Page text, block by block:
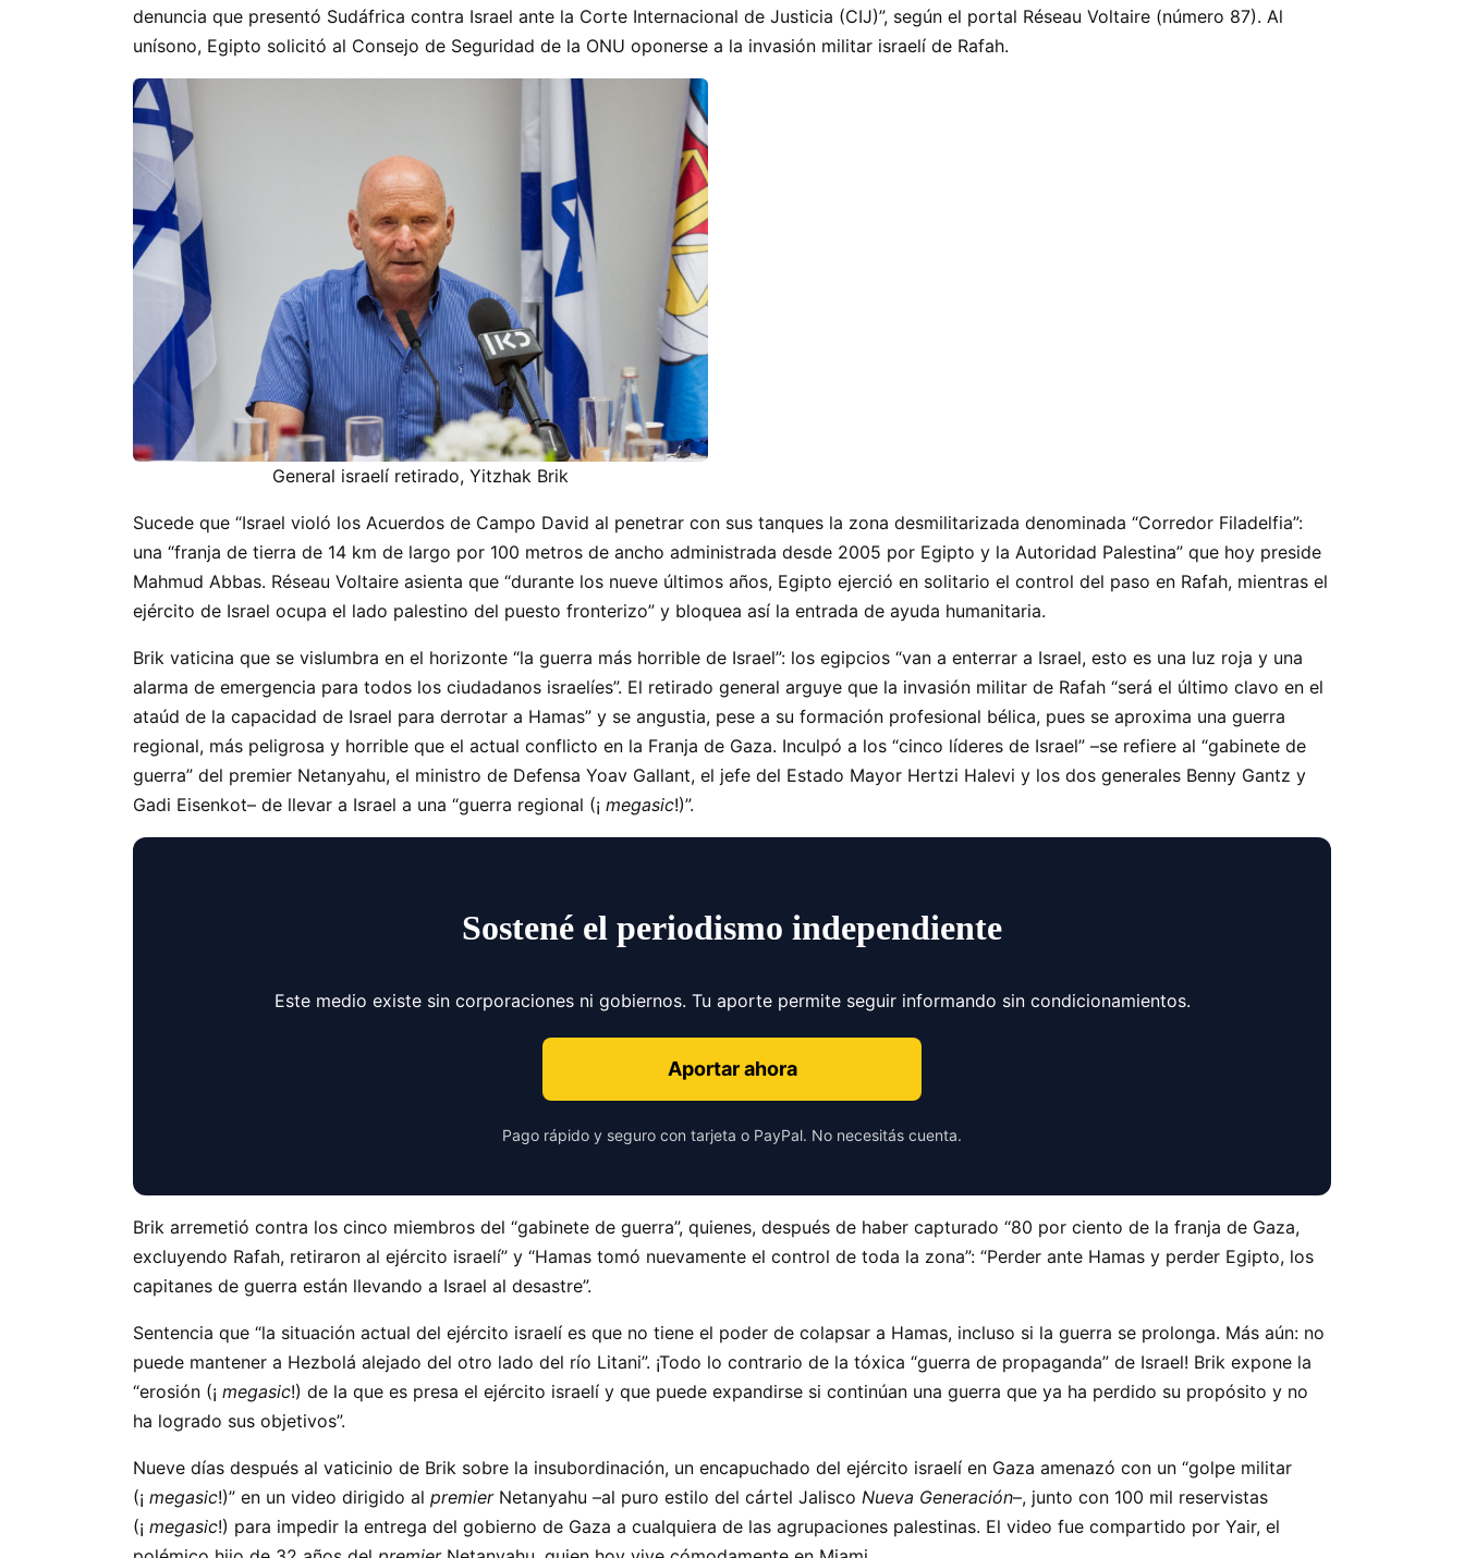
denuncia que presentó Sudáfrica contra Israel ante la Corte Internacional de Justicia (CIJ) , según el portal Réseau Voltaire (número 87). Al
unísono, Egipto solicitó al Consejo de Seguridad de la ONU oponerse a la invasión militar israelí de Rafah.
General israelí retirado, Yitzhak Brik
Sucede que “Israel violó los Acuerdos de Campo David al penetrar con sus tanques la zona desmilitarizada denominada Corredor Filadelfia :
una franja de tierra de 14 km de largo por 100 metros de ancho administrada desde 2005 por Egipto y la Autoridad Palestina que hoy preside
Mahmud Abbas. Réseau Voltaire asienta que durante los nueve últimos años, Egipto ejerció en solitario el control del paso en Rafah, mientras el
ejército de Israel ocupa el lado palestino del puesto fronterizo y bloquea así la entrada de ayuda humanitaria.
Brik vaticina que se vislumbra en el horizonte la guerra más horrible de Israel : los egipcios van a enterrar a Israel, esto es una luz roja y una
alarma de emergencia para todos los ciudadanos israelíes . El retirado general arguye que la invasión militar de Rafah será el último clavo en el
ataúd de la capacidad de Israel para derrotar a Hamas y se angustia, pese a su formación profesional bélica, pues se aproxima una guerra
regional, más peligrosa y horrible que el actual conflicto en la Franja de Gaza. Inculpó a los cinco líderes de Israel –se refiere al gabinete de
guerra del premier Netanyahu, el ministro de Defensa Yoav Gallant, el jefe del Estado Mayor Hertzi Halevi y los dos generales Benny Gantz y
Gadi Eisenkot– de llevar a Israel a una “guerra regional (¡ megasic!)”.
Sostené el periodismo independiente
Este medio existe sin corporaciones ni gobiernos. Tu aporte permite seguir informando sin condicionamientos.
Aportar ahora
Pago rápido y seguro con tarjeta o PayPal. No necesitás cuenta.
Brik arremetió contra los cinco miembros del gabinete de guerra , quienes, después de haber capturado
80 por ciento de la franja de Gaza,
excluyendo Rafah, retiraron al ejército israelí y Hamas tomó nuevamente el control de toda la zona : “Perder ante Hamas y perder Egipto, los
capitanes de guerra están llevando a Israel al desastre”.
Sentencia que la situación actual del ejército israelí es que no tiene el poder de colapsar a Hamas, incluso si la guerra se prolonga. Más aún: no
puede mantener a Hezbolá alejado del otro lado del río Litani . ¡Todo lo contrario de la tóxica guerra de propaganda de Israel! Brik expone la
“erosión (¡ megasic!) de la que es presa el ejército israelí y que puede expandirse si continúan una guerra que ya ha perdido su propósito y no
ha logrado sus objetivos”.
Nueve días después al vaticinio de Brik sobre la insubordinación, un encapuchado del ejército israelí en Gaza amenazó con un “golpe militar
(¡ megasic!)” en un video dirigido al premierNetanyahu –al puro estilo del cártel Jalisco Nueva Generación–, junto con 100 mil reservistas
(¡ megasic!) para impedir la entrega del gobierno de Gaza a cualquiera de las agrupaciones palestinas. El video fue compartido por Yair, el